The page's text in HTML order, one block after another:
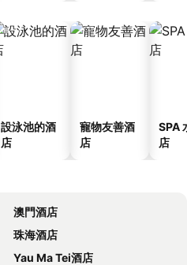
設泳池的酒
店
寵物友善酒
店
SPA
店
澳門酒店
珠海酒店
Yau Ma Tei酒店